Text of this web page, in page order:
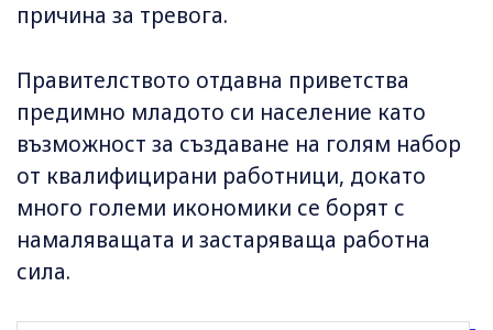
причина за тревога.
Правителството отдавна приветства
предимно младото си население като
възможност за създаване на голям набор
от квалифицирани работници, докато
много големи икономики се борят с
намаляващата и застаряваща работна
сила.